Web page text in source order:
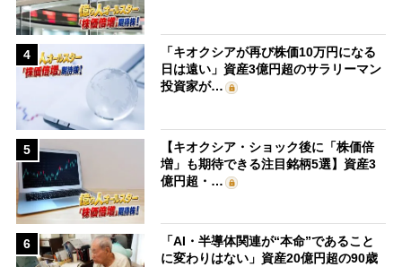
4
「キオクシアが再び株価10万円になる
日は遠い」資産3億円超のサラリーマン
投資家が…
5
【キオクシア・ショック後に「株価倍
増」も期待できる注目銘柄5選】資産3
億円超・…
6
「AI・半導体関連が“本命”であること
に変わりはない」資産20億円超の90歳